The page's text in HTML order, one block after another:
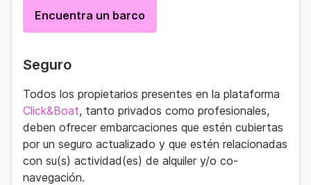
Encuentra un barco
Seguro
Todos los propietarios presentes en la plataforma
Click&Boat, tanto privados como profesionales,
deben ofrecer embarcaciones que estén cubiertas
por un seguro actualizado y que estén relacionadas
con su(s) actividad(es) de alquiler y/o co-
navegación.